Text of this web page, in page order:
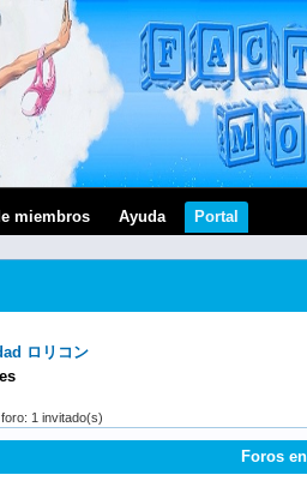
miembros Ayuda Portal
ロリコン
1 invitado(s)
Foros